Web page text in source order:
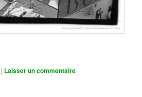
| Laisser un commentaire